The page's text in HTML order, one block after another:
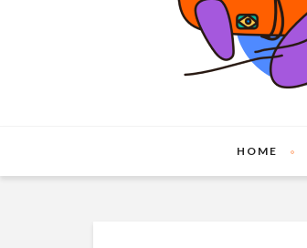
HOME